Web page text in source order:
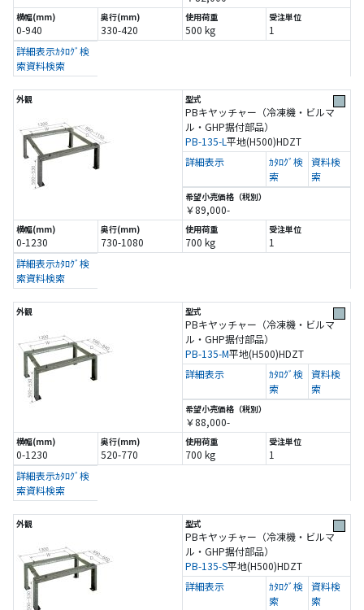
0-940 330-420 500 kg 1
詳細表示ｶﾀﾛｸﾞ検
索資料検索
PBキヤッチャー（冷凍機・ビルマ
ル・GHP据付部品）
PB-135-L 平地(H500)HDZT
0-1230 730-1080 700 kg 1
￥89,000-
詳細表示
ｶﾀﾛｸﾞ検
索
資料検
索
詳細表示ｶﾀﾛｸﾞ検
索資料検索
PBキヤッチャー（冷凍機・ビルマ
ル・GHP据付部品）
PB-135-M平地(H500)HDZT
0-1230 520-770 700 kg 1
￥88,000-
詳細表示
ｶﾀﾛｸﾞ検
索
資料検
索
詳細表示ｶﾀﾛｸﾞ検
索資料検索
PBキヤッチャー（冷凍機・ビルマ
ル・GHP据付部品）
PB-135-S平地(H500)HDZT
詳細表示
ｶﾀﾛｸﾞ検
索
資料検
索